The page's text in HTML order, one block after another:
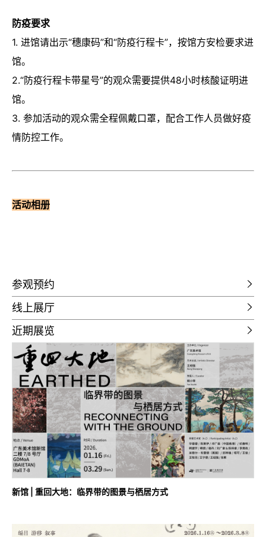
防疫要求
1. 进馆请出示“穗康码”和“防疫行程卡”，按馆方安检要求进
馆。
2.“防疫行程卡带星号”的观众需要提供48小时核酸证明进
馆。
3. 参加活动的观众需全程佩戴口罩，配合工作人员做好疫
情防控工作。
活动相册
参观预约
线上展厅
近期展览
新馆 | 重回大地：临界带的图景与栖居方式